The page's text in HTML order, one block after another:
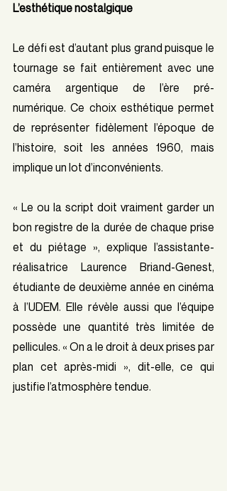
L’esthétique nostalgique
Le défi est d’autant plus grand puisque le
tournage se fait entièrement avec une
caméra argentique de l’ère pré-
numérique. Ce choix esthétique permet
de représenter fidèlement l’époque de
l’histoire, soit les années 1960, mais
implique un lot d’inconvénients.
« Le ou la script doit vraiment garder un
bon registre de la durée de chaque prise
et du piétage », explique l’assistante-
réalisatrice Laurence Briand-Genest,
étudiante de deuxième année en cinéma
à l’UDEM. Elle révèle aussi que l’équipe
possède une quantité très limitée de
pellicules. « On a le droit à deux prises par
plan cet après-midi », dit-elle, ce qui
justifie l’atmosphère tendue.